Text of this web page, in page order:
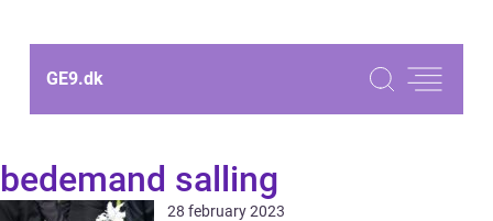
GE9.dk
bedemand salling
28 february 2023